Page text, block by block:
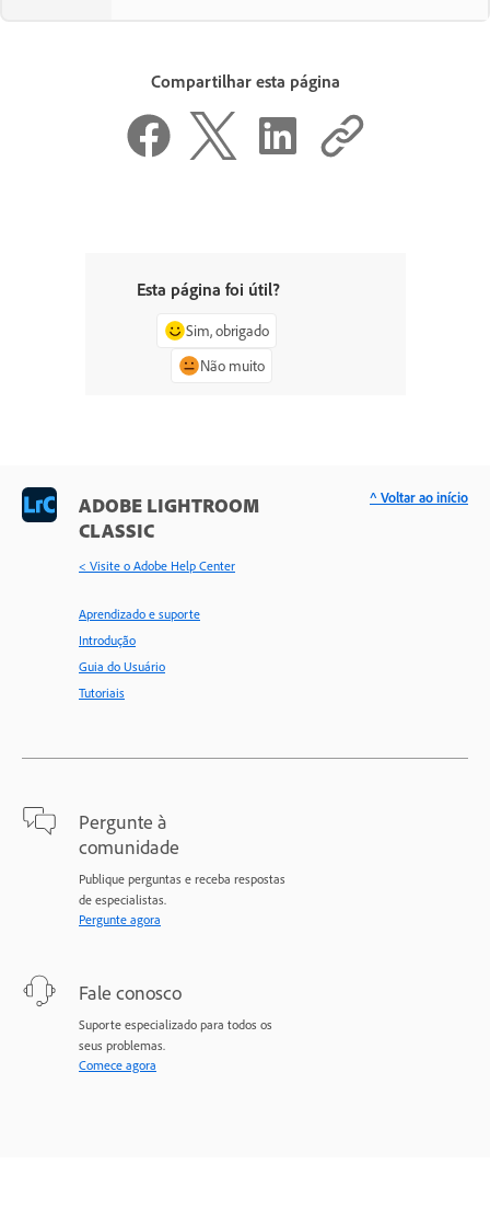
Compartilhar esta página
Esta página foi útil?
Sim, obrigado
Não muito
ADOBE LIGHTROOM
CLASSIC
< Visite o Adobe Help Center
Aprendizado e suporte
Introdução
Guia do Usuário
Tutoriais
Pergunte à
comunidade
Publique perguntas e receba respostas
de especialistas.
Pergunte agora
Fale conosco
Suporte especializado para todos os
seus problemas.
Comece agora
^ Voltar ao início